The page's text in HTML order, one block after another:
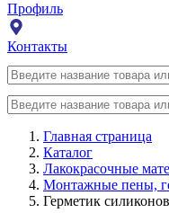
Профиль
Контакты
Главная страница
Каталог
Лакокрасочные
Монтажные пены,
Герметик